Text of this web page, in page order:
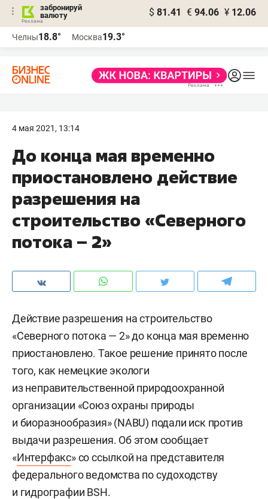
забронируй
валюту
$ 81.41 € 94.06 ¥ 12.06
Челны18.8° Москва19.3°
4 мая 2021, 13:14
До конца мая временно
приостановлено действие
разрешения на
строительство «Северного
потока – 2»
Действие разрешения на строительство
«Северного потока — 2» до конца мая временно
приостановлено. Такое решение принято после
того, как немецкие экологи
из неправительственной природоохранной
организации «Союз охраны природы
и биоразнообразия» (NABU) подали иск против
выдачи разрешения. Об этом сообщает
«Интерфакс» со ссылкой на представителя
федерального ведомства по судоходству
и гидрографии BSH.